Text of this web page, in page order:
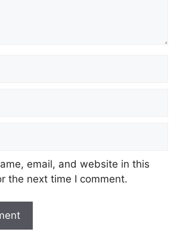
email, and website in this
the next time I comment.